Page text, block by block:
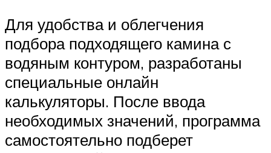
Для удобства и облегчения
подбора подходящего камина с
водяным контуром, разработаны
специальные онлайн
калькуляторы. После ввода
необходимых значений, программа
самостоятельно подберет